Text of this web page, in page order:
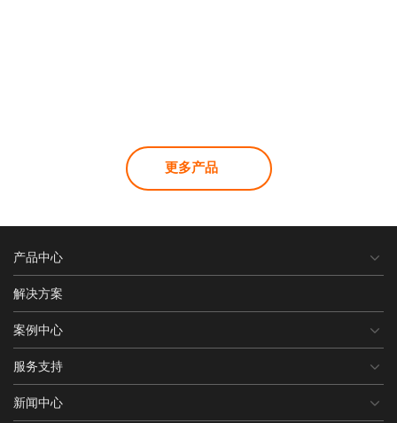
更多产品
产品中心
解决方案
案例中心
服务支持
新闻中心